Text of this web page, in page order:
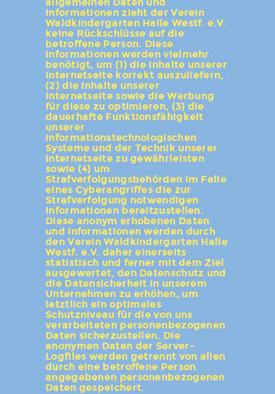
Informationen zieht der Verein
Waldkindergarten Halle Westf. e.V.
keine Rückschlüsse auf die
betroffene Person. Diese
Informationen werden vielmehr
benötigt, um (1) die Inhalte unserer
Internetseite korrekt auszuliefern,
(2) die Inhalte unserer
Internetseite sowie die Werbung
für diese zu optimieren, (3) die
dauerhafte Funktionsfähigkeit
unserer
informationstechnologischen
Systeme und der Technik unserer
Internetseite zu gewährleisten
sowie (4) um
Strafverfolgungsbehörden im Falle
eines Cyberangriffes die zur
Strafverfolgung notwendigen
Informationen bereitzustellen.
Diese anonym erhobenen Daten
und Informationen werden durch
den Verein Waldkindergarten Halle
Westf. e.V. daher einerseits
statistisch und ferner mit dem Ziel
ausgewertet, den Datenschutz und
die Datensicherheit in unserem
Unternehmen zu erhöhen, um
letztlich ein optimales
Schutzniveau für die von uns
verarbeiteten personenbezogenen
Daten sicherzustellen. Die
anonymen Daten der Server-
Logfiles werden getrennt von allen
durch eine betroffene Person
angegebenen personenbezogenen
Daten gespeichert.